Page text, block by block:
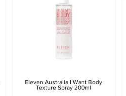
Eleven Australia I Want Body
Texture Spray 200ml